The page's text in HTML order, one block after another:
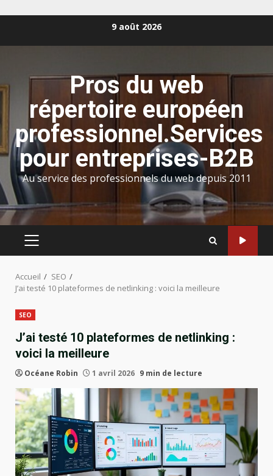
9 août 2026
Pros du web
répertoire européen
professionnel.Services
pour entreprises-B2B
Au service des professionnels du web depuis 2011
MENU
Accueil
SEO
J’ai testé 10 plateformes de netlinking : voici la meilleure
SEO
J’ai testé 10 plateformes de netlinking :
voici la meilleure
Océane Robin 1 avril 2026 9 min de lecture